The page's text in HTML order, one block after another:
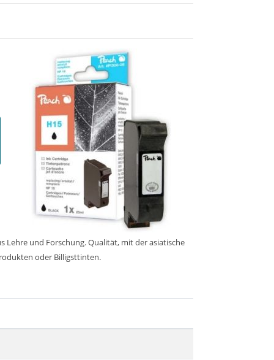
und Forschung. Qualität, mit der asiatische
oder Billigsttinten.